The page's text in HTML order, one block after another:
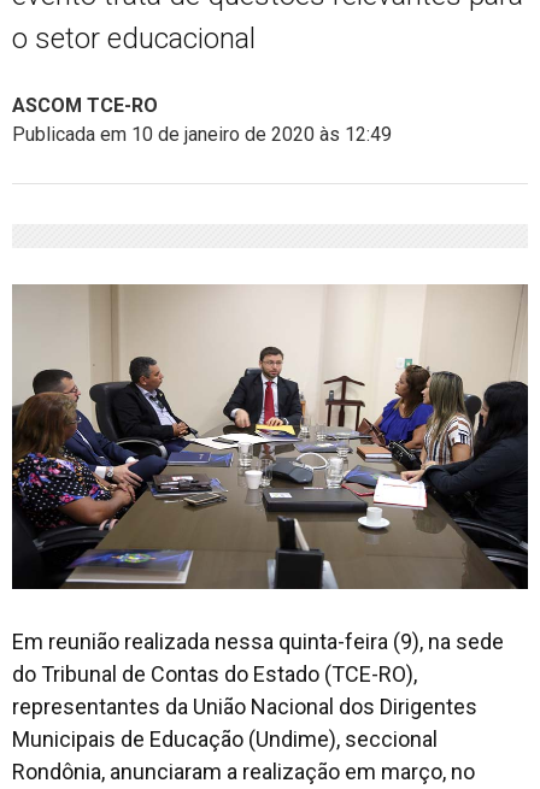
o setor educacional
ASCOM TCE-RO
Publicada em 10 de janeiro de 2020 às 12:49
Em reunião realizada nessa quinta-feira (9), na sede
do Tribunal de Contas do Estado (TCE-RO),
representantes da União Nacional dos Dirigentes
Municipais de Educação (Undime), seccional
Rondônia, anunciaram a realização em março, no